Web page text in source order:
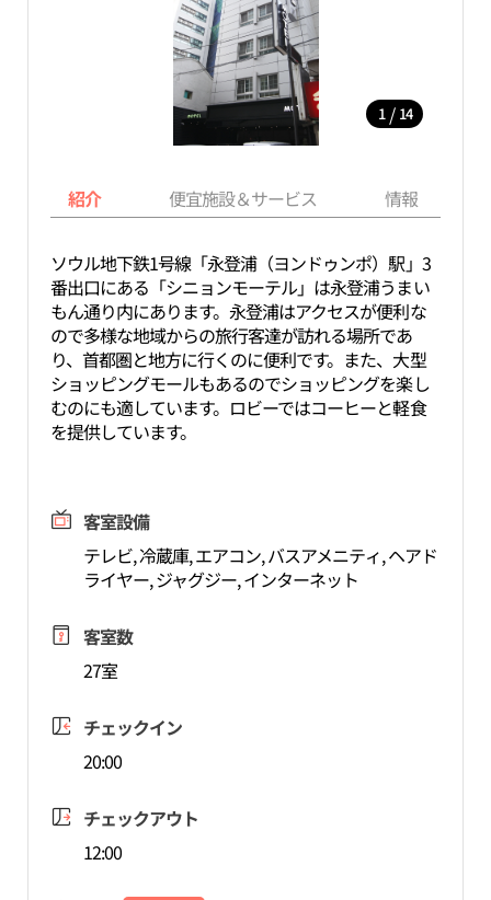
1 / 14
紹介 便宜施設＆サービス 情報
ソウル地下鉄1号線「永登浦（ヨンドゥンポ）駅」3
番出口にある「シニョンモーテル」は永登浦うまい
もん通り内にあります。永登浦はアクセスが便利な
ので多様な地域からの旅行客達が訪れる場所であ
り、首都圏と地方に行くのに便利です。また、大型
ショッピングモールもあるのでショッピングを楽し
むのにも適しています。ロビーではコーヒーと軽食
を提供しています。
客室設備
テレビ, 冷蔵庫, エアコン, バスアメニティ, ヘアド
ライヤー, ジャグジー, インターネット
客室数
27室
チェックイン
20:00
チェックアウト
12:00